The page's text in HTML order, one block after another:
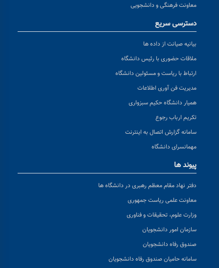
معاونت فرهنگی و دانشجویی
دسترسی سریع
بیانیه صیانت از داده ها
ملاقات حضوری با رئیس دانشگاه
ارتباط با ریاست و مسئولین دانشگاه
مدیریت فن آوری اطلاعات
همیار دانشگاه حکیم سبزواری
تکریم ارباب رجوع
سامانه گزارش اتصال به اینترنت
مهمانسرای دانشگاه
پیوند ها
دفتر نهاد مقام معظم رهبری در دانشگاه ها
معاونت علمی ریاست جمهوری
وزارت علوم، تحقیقات و فناوری
سازمان امور دانشجویان
صندوق رفاه دانشجویان
سامانه حامیان صندوق رفاه دانشجویان